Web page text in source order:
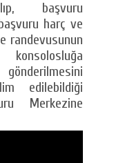
başvuru
harç ve
randevusunun
konsolosluğa
edilebildiği
Merkezine